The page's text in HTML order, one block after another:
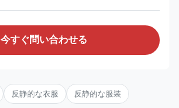
今すぐ問い合わせる
反静的な衣服 反静的な服装